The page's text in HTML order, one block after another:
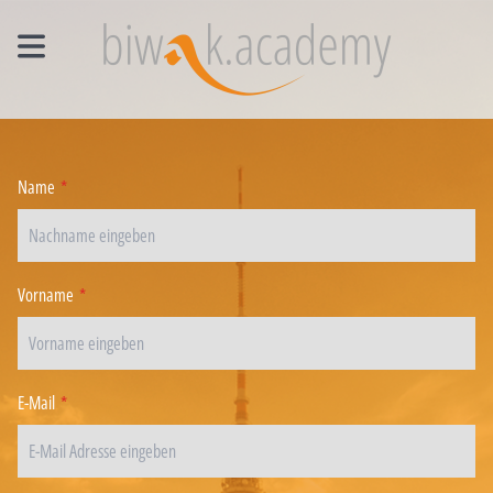
UNTERNEHMENS- UND VERTRIEBSFACHWIRT®
Name *
Vorname *
E-Mail *